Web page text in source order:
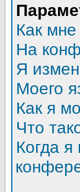
Как
На
Я
Моего
Как я
Что
Когда